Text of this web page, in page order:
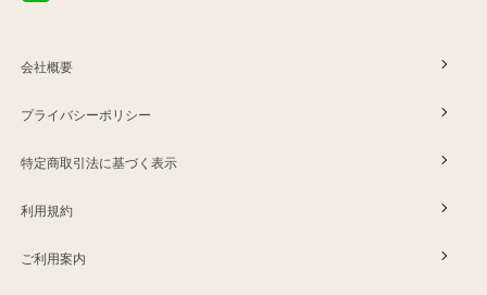
会社概要
プライバシーポリシー
特定商取引法に基づく表示
利用規約
ご利用案内